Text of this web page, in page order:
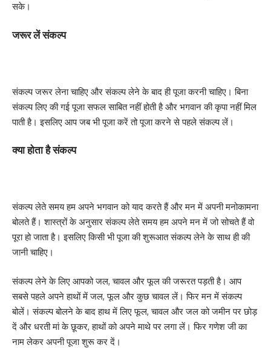
सके।
जरूर लें संकल्प
संकल्प जरूर लेना चाहिए और संकल्प लेने के बाद ही पूजा करनी चाहिए। बिना
संकल्प लिए की गई पूजा सफल साबित नहीं होती है और भगवान की कृपा नहीं मिल
पाती है। इसलिए आप जब भी पूजा करें तो पूजा करने से पहले संकल्प लें।
क्या होता है संकल्प
संकल्प लेते समय हम अपने भगवान को याद करते हैं और मन में अपनी मनोकामना
बोलते हैं। शास्त्रों के अनुसार संकल्प लेते समय हम अपने मन में जो सोचते हैं वो
पूरा हो जाता है। इसलिए किसी भी पूजा की शुरूआत संकल्प लेने के साथ ही की
जानी चाहिए।
संकल्प लेने के लिए आपको जल, चावल और फूल की जरूरत पड़ती है। आप
सबसे पहले अपने हाथों में जल, फूल और कुछ चावल लें। फिर मन में संकल्प
बोलें। संकल्प बोलने के बाद हाथ में लिए फूल, चावल और जल को जमीन पर छोड़
दें और धरती मां के छूकर, हाथों को अपने माथे पर लगा लें। फिर गणेश जी का
नाम लेकर अपनी पूजा शुरू कर दें।